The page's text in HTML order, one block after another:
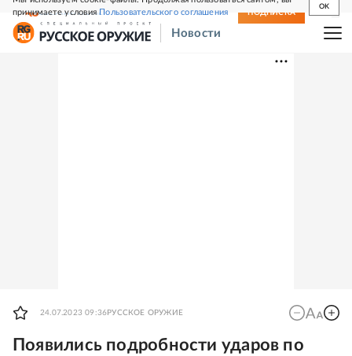
принимаете условияПользовательского соглашения
OK
СВЕЖИЙ НОМЕР ПОДПИСКА
Новости
24.07.2023 09:36 РУССКОЕ ОРУЖИЕ
Появились подробности ударов по